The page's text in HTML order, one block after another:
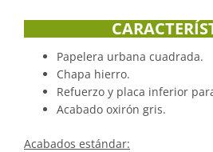
Papelera urbana cuadrada.
Chapa hierro.
Refuerzo y placa inferior
Acabado oxirón gris.
Acabados estándar: